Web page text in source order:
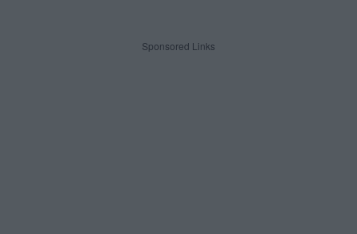
Sponsored Links